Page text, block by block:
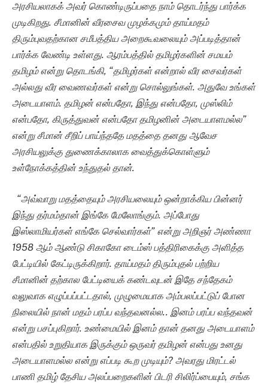
அரசியலாகக் அவர் கொண்டிருப்பதை நாம் தொடர்ந்து பார்க்க
முடிகிறது. சீமானின் வீரசைவ முழக்கமும் தாய்மதம்
திரும்புவதற்கான சமீபத்திய அறைகூவலையும் அப்படித்தான்
பார்க்க வேண்டி உள்ளது. ஆரம்பத்தில் தமிழர்களின் சமயம்
தமிழம் என்று தொடங்கி, “தமிழர்கள் என்றால் வீர சைவர்கள்
அல்லது வீர வைணவர்கள் என்று சொல்லுங்கள். அதுவே உங்கள்
அடையாளம். தமிழன் என்பதோ, இந்து என்பதோ, முஸ்லிம்
என்பதோ, கிருத்துவன் என்பதோ தமிழனின் அடையாளமல்ல”
என்று சீமான் சீறிப் பாய்ந்ததே மதத்தை தனது ஆவேச
அரசியலுக்கு துணைக்காலாக வைத்துக்கொள்ளும்
உள்நோக்கத்தின் உந்துதல் தான்.
“அவ்வாறு மதத்தையும் அரசியலையும் ஒன்றாக்கிய பின்னர்
இந்து தர்மம்தான் இங்கே மேலோங்கும். அப்போது
இஸ்லாமியர்கள் எங்கே செல்வார்கள்” என்று அறிஞர் அண்ணா
1958 ஆம் ஆண்டு சிகாகோ டைம்ஸ் பத்திரிகைக்கு அளித்த
பேட்டியில் கேட்டிருக்கிறார். தாய்மதம் திரும்புதல் பற்றிய
சீமானின் தற்கால பேட்டியைக் கண்டவுடன் இதே சந்தேகம்
வலுவாக எழுப்பப்பட்டதால், முழுமையாக அம்பலப்பட்டுப் போன
நிலையில் நான் மதம் பரப்ப வந்தவனல்ல.. இனம் பரப்ப வந்தவன்
என்று பசப்புகிறார். உண்மையில் இனம் தான் தனது அடையாளம்
என்பதில் உறுதியாக இருக்கும் ஒருவர் தமிழன் என்பது உனது
அடையாளமல்ல என்று எப்படி கூற முடியும்? அவரது மிரட்டல்
பாணி தமிழ் தேசிய அலப்பறைகளின் பிடரி சிலிர்ப்பையும், சங்க